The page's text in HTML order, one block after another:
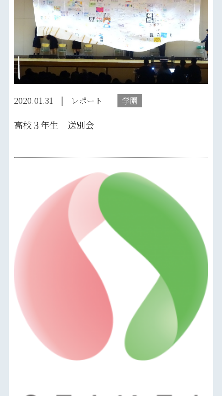
2020.01.31 レポート 学園
高校３年生 送別会